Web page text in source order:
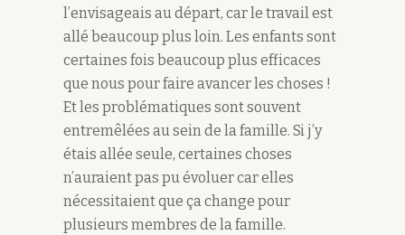
l’envisageais au départ, car le travail est
allé beaucoup plus loin. Les enfants sont
certaines fois beaucoup plus efficaces
que nous pour faire avancer les choses !
Et les problématiques sont souvent
entremêlées au sein de la famille. Si j’y
étais allée seule, certaines choses
n’auraient pas pu évoluer car elles
nécessitaient que ça change pour
plusieurs membres de la famille.